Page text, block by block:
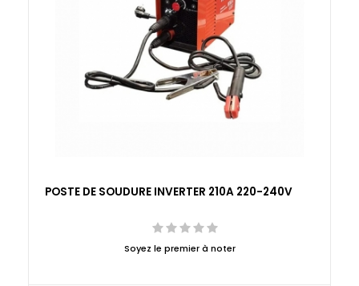
POSTE DE SOUDURE INVERTER 210A 220-240V
Soyez le premier à noter